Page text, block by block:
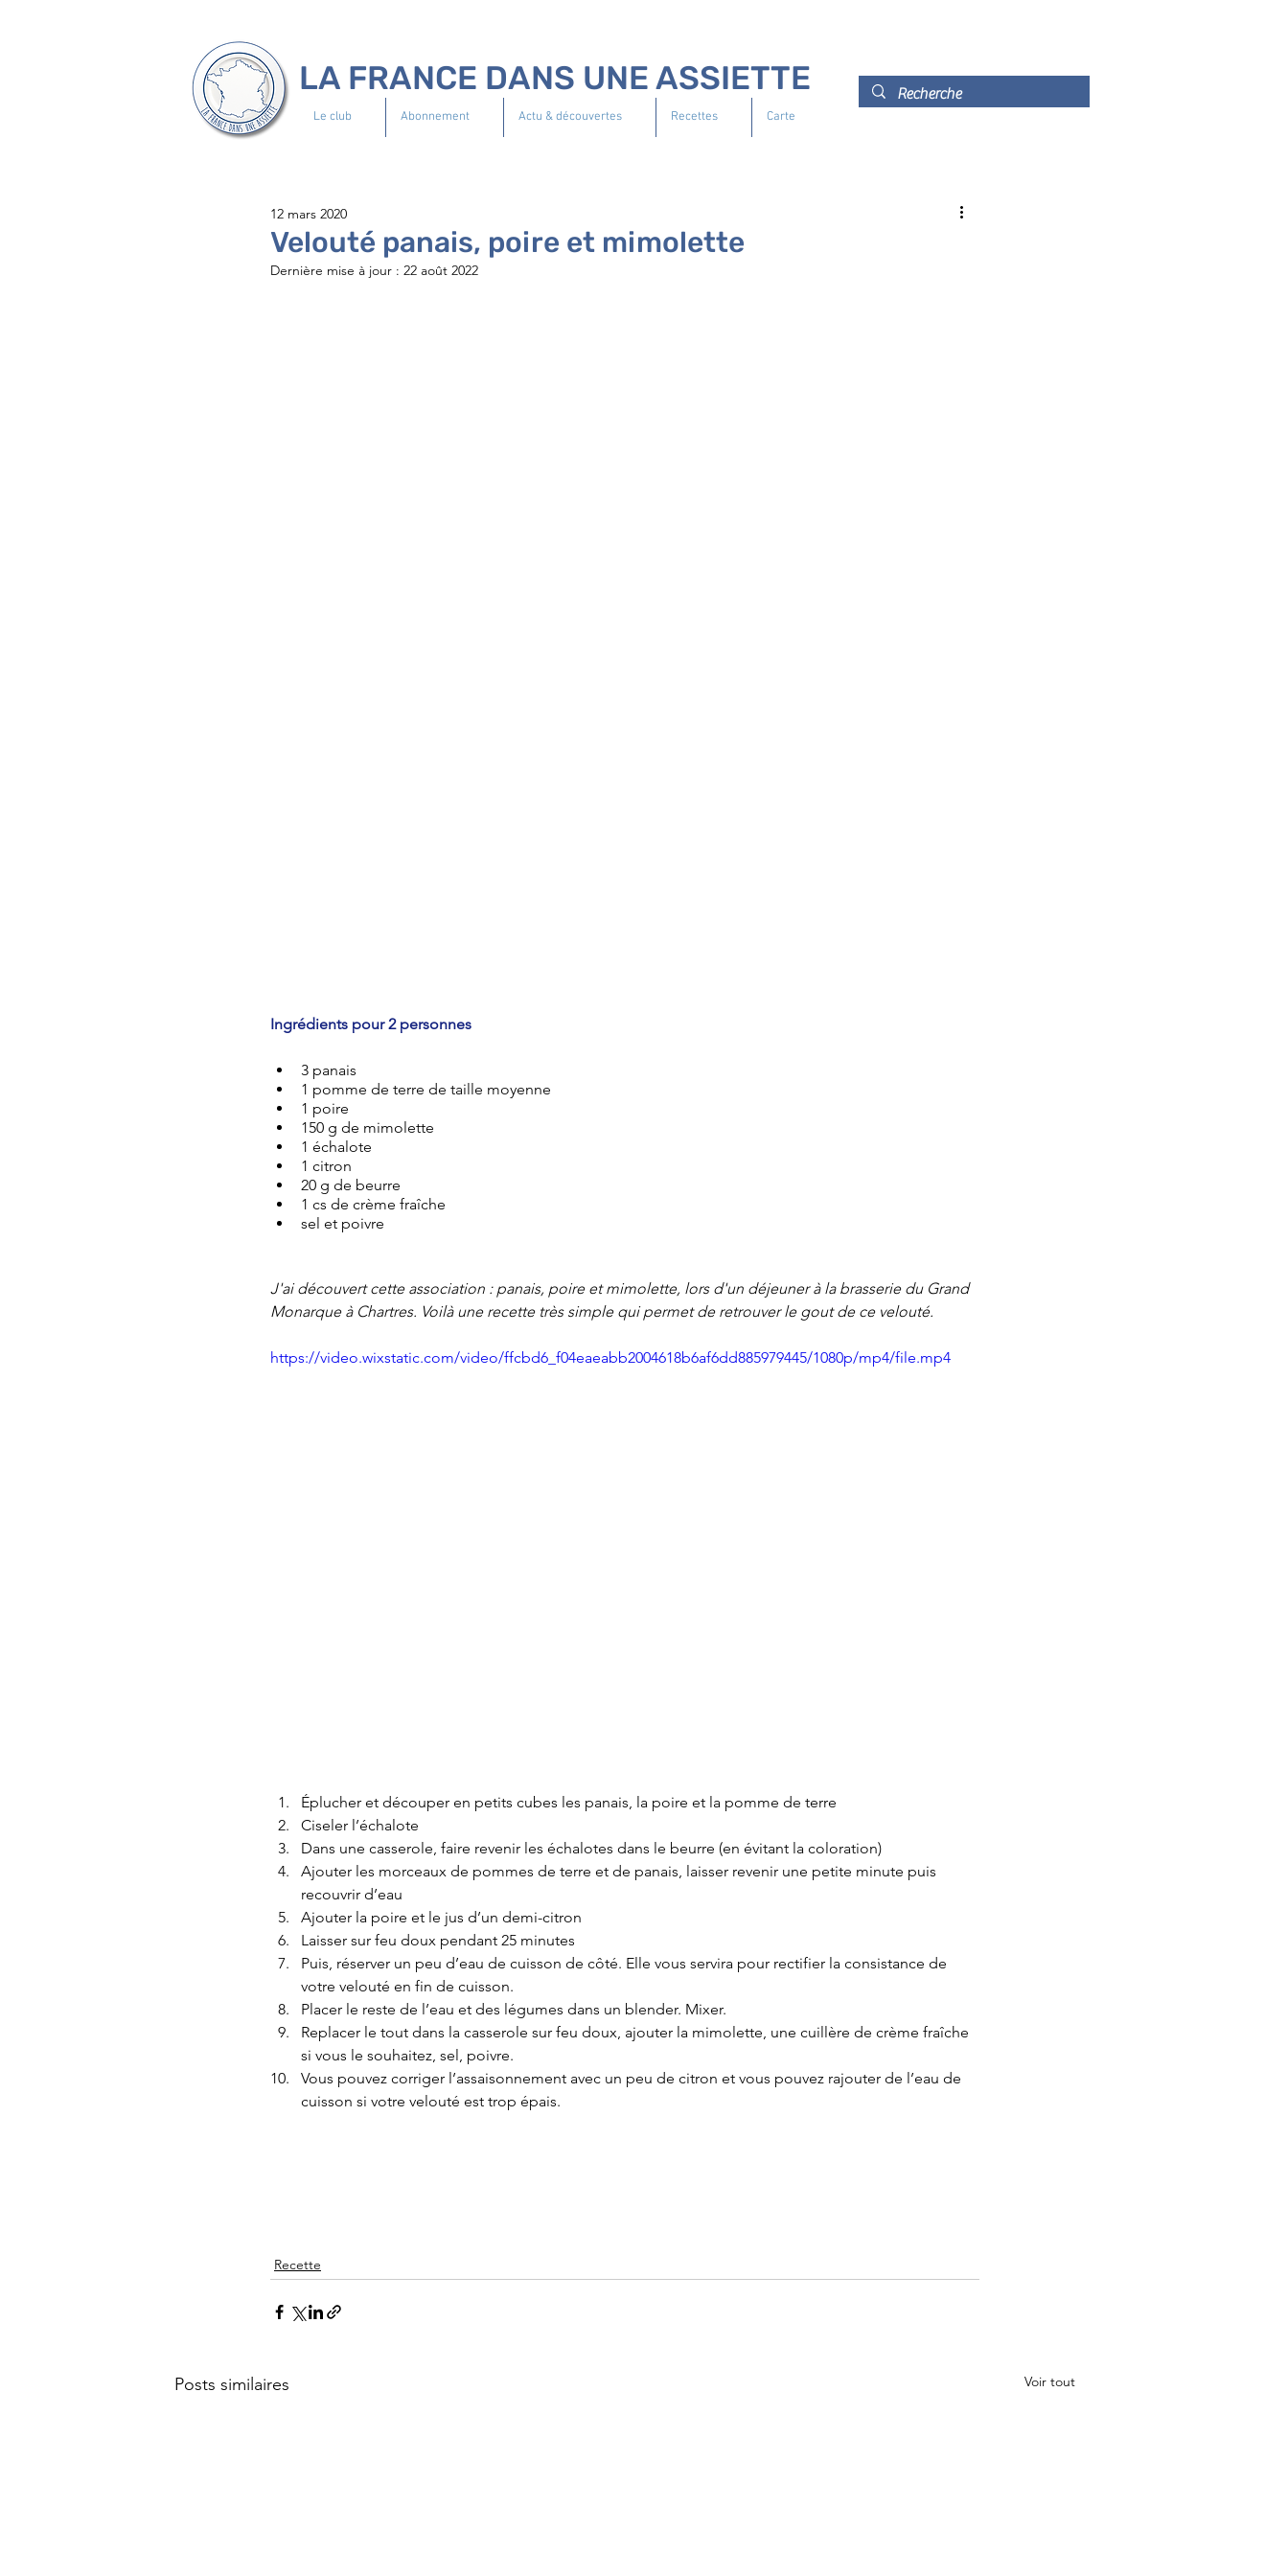
LA FRANCE DANS UNE ASSIETTE
Le club Abonnement Actu & découvertes Recettes Carte
Velouté panais, poire et mimolette
12 mars 2020
Dernière mise à jour : 22 août 2022
Ingrédients pour 2 personnes
3 panais
1 pomme de terre de taille moyenne
1 poire
150 g de mimolette
1 échalote
1 citron
20 g de beurre
1 cs de crème fraîche
sel et poivre
J'ai découvert cette association : panais, poire et mimolette, lors d'un déjeuner à la brasserie du Grand
Monarque à Chartres. Voilà une recette très simple qui permet de retrouver le gout de ce velouté.
https://video.wixstatic.com/video/ffcbd6_f04eaeabb2004618b6af6dd885979445/1080p/mp4/file.mp4
Éplucher et découper en petits cubes les panais, la poire et la pomme de terre
Ciseler l’échalote
Dans une casserole, faire revenir les échalotes dans le beurre (en évitant la coloration)
Ajouter les morceaux de pommes de terre et de panais, laisser revenir une petite minute puis
recouvrir d’eau
Ajouter la poire et le jus d’un demi-citron
Laisser sur feu doux pendant 25 minutes
Puis, réserver un peu d’eau de cuisson de côté. Elle vous servira pour rectifier la consistance de
votre velouté en fin de cuisson.
Placer le reste de l’eau et des légumes dans un blender. Mixer.
Replacer le tout dans la casserole sur feu doux, ajouter la mimolette, une cuillère de crème fraîche
si vous le souhaitez, sel, poivre.
Vous pouvez corriger l’assaisonnement avec un peu de citron et vous pouvez rajouter de l’eau de
cuisson si votre velouté est trop épais.
Recette
Posts similaires Voir tout